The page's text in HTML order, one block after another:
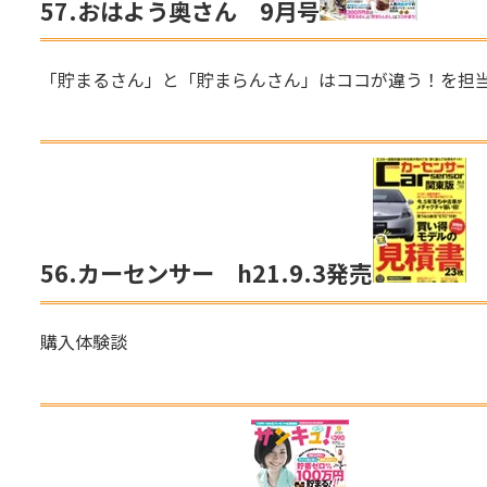
57.おはよう奥さん 9月号
「貯まるさん」と「貯まらんさん」はココが違う！を担
56.カーセンサー h21.9.3発売
購入体験談